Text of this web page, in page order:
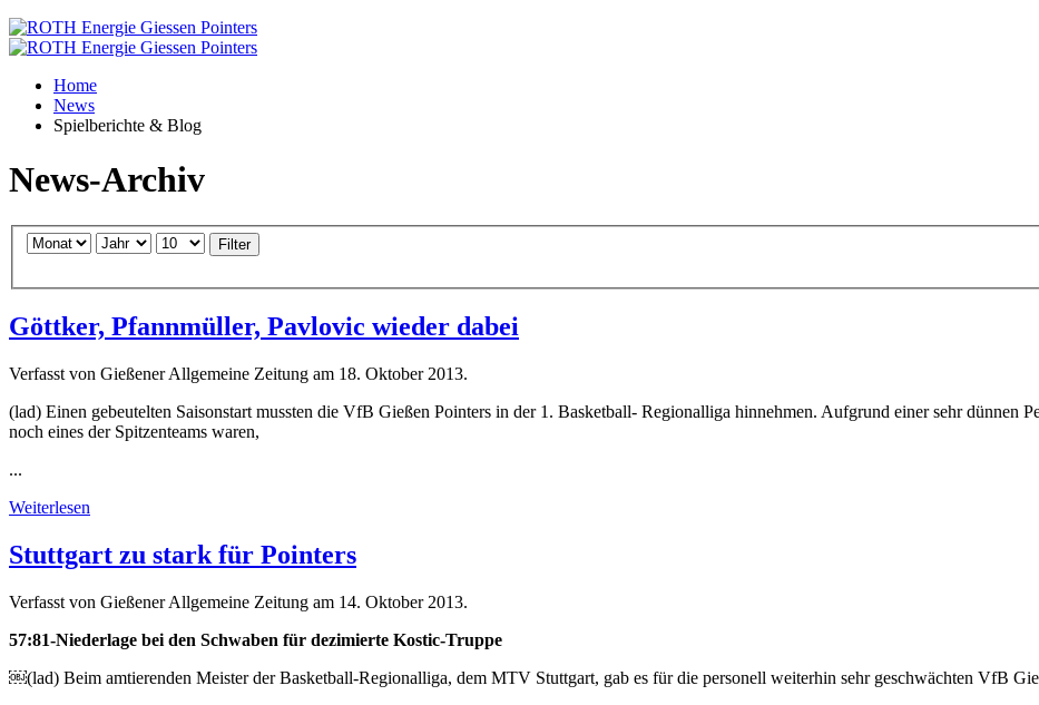
Home
News
Spielberichte & Blog
News-Archiv
Filter
Göttker, Pfannmüller, Pavlovic wieder dabei
Verfasst von Gießener Allgemeine Zeitung am 18. Oktober 2013.
(lad) Einen gebeutelten Saisonstart mussten die VfB Gießen Pointers in der 1. Basketball- Regionalliga hinnehmen. Aufgrund einer sehr dünnen
noch eines der Spitzenteams waren,
...
Weiterlesen
Stuttgart zu stark für Pointers
Verfasst von Gießener Allgemeine Zeitung am 14. Oktober 2013.
57:81-Niederlage bei den Schwaben für dezimierte Kostic-Truppe
￼(lad) Beim amtierenden Meister der Basketball-Regionalliga, dem MTV Stuttgart, gab es für die personell weiterhin sehr geschwächten VfB